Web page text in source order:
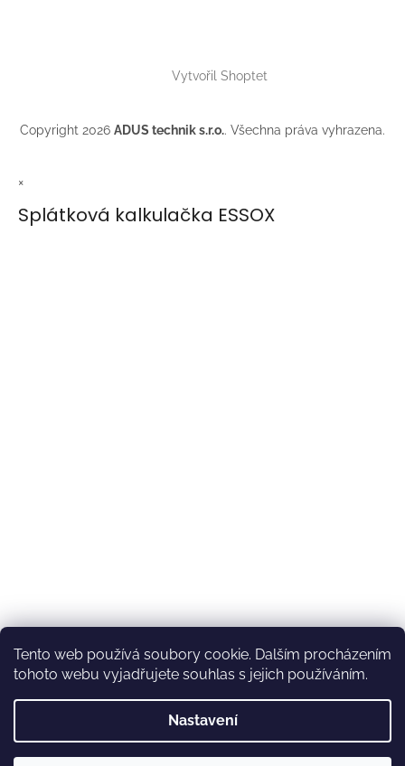
Tento web používá soubory cookie. Dalším procházením
tohoto webu vyjadřujete souhlas s jejich používáním.
Nastavení
Vytvořil Shoptet
Copyright 2026 ADUS technik s.r.o.. Všechna práva vyhrazena.
×
Splátková kalkulačka ESSOX